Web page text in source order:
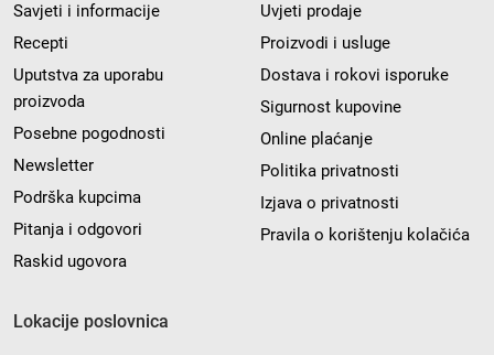
Savjeti i informacije
Recepti
Uputstva za uporabu
proizvoda
Posebne pogodnosti
Newsletter
Podrška kupcima
Pitanja i odgovori
Raskid ugovora
Uvjeti prodaje
Proizvodi i usluge
Dostava i rokovi isporuke
Sigurnost kupovine
Online plaćanje
Politika privatnosti
Izjava o privatnosti
Pravila o korištenju kolačića
Lokacije poslovnica